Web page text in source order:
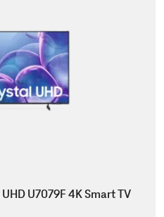
U7079F 4K Smart TV